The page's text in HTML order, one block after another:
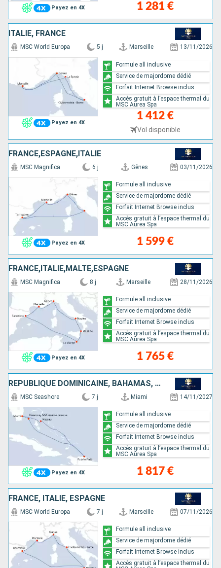
Payez en 4X 1 281 €
ITALIE, FRANCE
Payez en 4X
MSC World Europa 5 j Marseille 13/11/2026
1 412 €
Vol disponible
Formule all inclusive
Service de majordome dédié
Forfait Internet Browse inclus
Accès gratuit à l’espace thermal du
MSC Aurea Spa
FRANCE,ESPAGNE,ITALIE
Payez en 4X
MSC Magnifica 6 j Gênes 03/11/2026
1 599 €
Formule all inclusive
Service de majordome dédié
Forfait Internet Browse inclus
Accès gratuit à l’espace thermal du
MSC Aurea Spa
FRANCE,ITALIE,MALTE,ESPAGNE
Payez en 4X
MSC Magnifica 8 j Marseille 28/11/2026
1 765 €
Formule all inclusive
Service de majordome dédié
Forfait Internet Browse inclus
Accès gratuit à l’espace thermal du
MSC Aurea Spa
RÉPUBLIQUE DOMINICAINE, BAHAMAS, ÉTATS-UNIS
Payez en 4X
MSC Seashore 7 j Miami 14/11/2027
1 817 €
Formule all inclusive
Service de majordome dédié
Forfait Internet Browse inclus
Accès gratuit à l’espace thermal du
MSC Aurea Spa
FRANCE, ITALIE, ESPAGNE
MSC World Europa 7 j Marseille 07/11/2026
Formule all inclusive
Service de majordome dédié
Forfait Internet Browse inclus
Accès gratuit à l’espace thermal du